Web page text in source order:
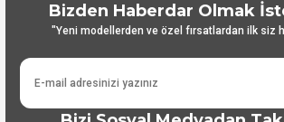
Bizden Haberdar Olmak
"Yeni modellerden ve özel fırsatlardan ilk siz